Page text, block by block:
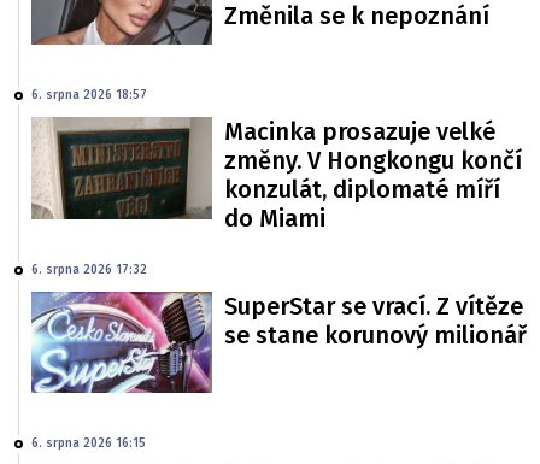
Změnila se k nepoznání
6. srpna 2026 18:57
Macinka prosazuje velké
změny. V Hongkongu končí
konzulát, diplomaté míří
do Miami
6. srpna 2026 17:32
SuperStar se vrací. Z vítěze
se stane korunový milionář
6. srpna 2026 16:15